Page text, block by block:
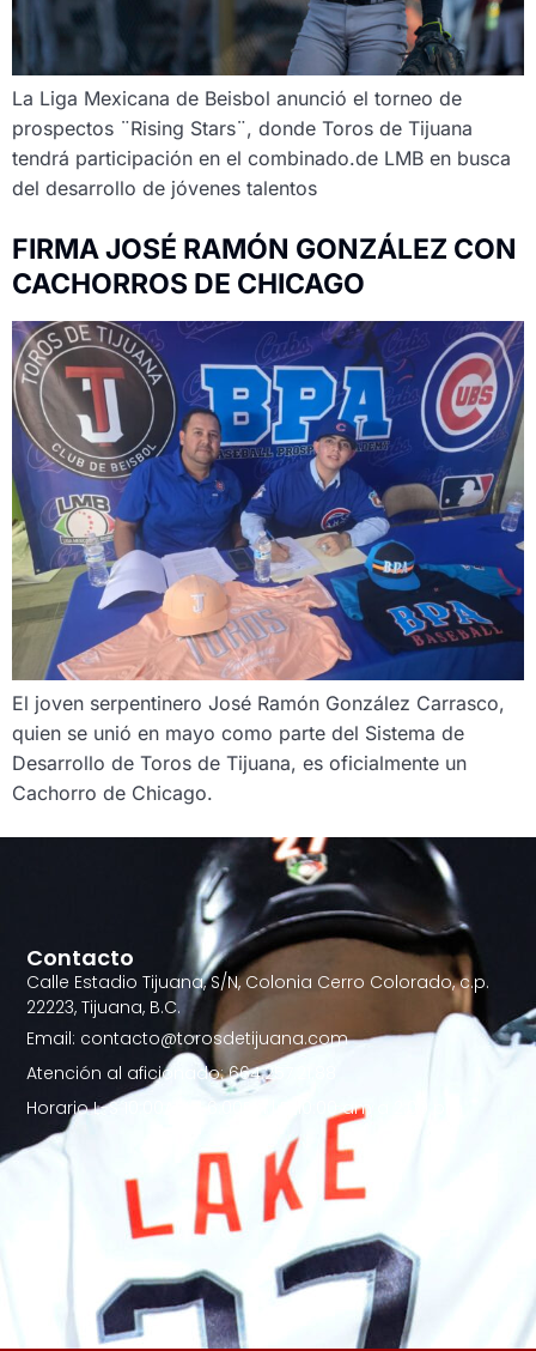
La Liga Mexicana de Beisbol anunció el torneo de
prospectos ¨Rising Stars¨, donde Toros de Tijuana
tendrá participación en el combinado.de LMB en busca
del desarrollo de jóvenes talentos
FIRMA JOSÉ RAMÓN GONZÁLEZ CON
CACHORROS DE CHICAGO
El joven serpentinero José Ramón González Carrasco,
quien se unió en mayo como parte del Sistema de
Desarrollo de Toros de Tijuana, es oficialmente un
Cachorro de Chicago.
Contacto
Calle Estadio Tijuana, S/N, Colonia Cerro Colorado, c.p.
22223, Tijuana, B.C.
Email: contacto@torosdetijuana.com
Atención al aficionado: 664.257.21.88
Horario L-S 10:00AM - 6:00PM | D 10:00 am a 2:00 pm